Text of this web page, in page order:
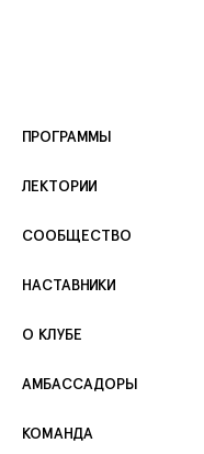
ПРОГРАММЫ
ЛЕКТОРИИ
СООБЩЕСТВО
НАСТАВНИКИ
О КЛУБЕ
АМБАССАДОРЫ
КОМАНДА